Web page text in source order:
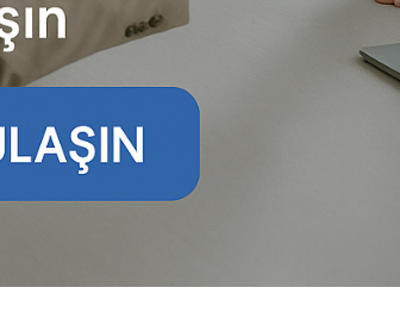
HER ZAMAN AKTIF
ve temel site işlevleri için gereklidir. Bu
çalışmaz ve devre dışı bırakılamaz.
ve kullanıcıların nerede zorluk yaşadığını
olur.